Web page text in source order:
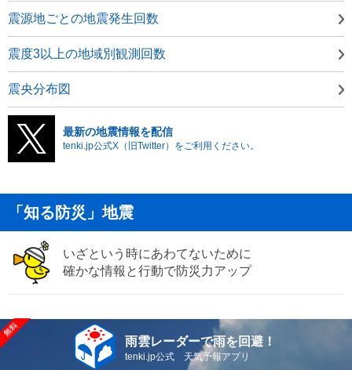
震源地ごとの地震発生回数
震度3以上の地域別観測回数
震央分布図
最新の地震情報を配信
tenki.jp公式X（旧Twitter）をご利用ください。
「知る防災」地震
いざという時にあわてないために
確かな情報と行動で防災力アップ
雨雲レーダーで雨を回避！
tenki.jp公式 天気予報アプリ